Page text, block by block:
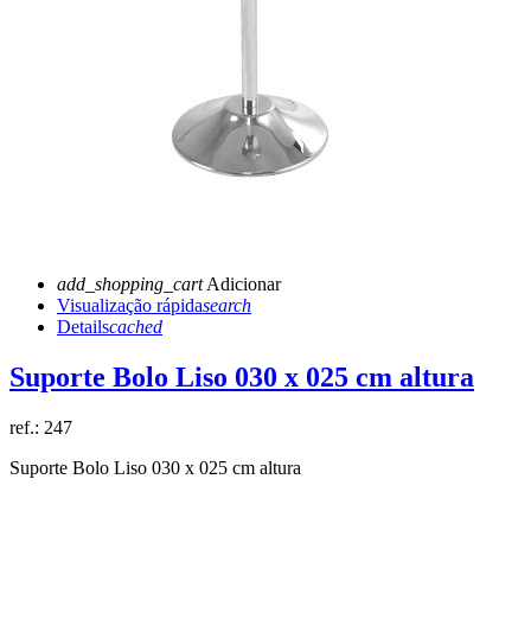
add_shopping_cartAdicionar
Visualização rápidasearch
Detailscached
Suporte Bolo Liso 030 x 025 cm altura
ref.: 247
Suporte Bolo Liso 030 x 025 cm altura